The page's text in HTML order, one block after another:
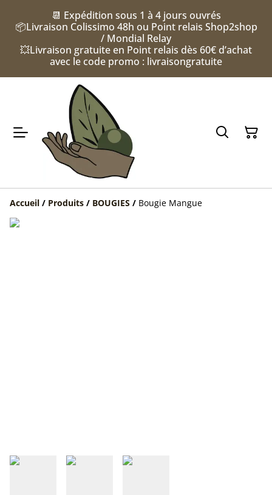
📆 Expédition sous 1 à 4 jours ouvrés
📦Livraison Colissimo 48h ou Point relais Shop2shop
/ Mondial Relay
💥Livraison gratuite en Point relais dès 60€ d’achat
avec le code promo : livraisongratuite
Accueil / Produits / BOUGIES / Bougie Mangue